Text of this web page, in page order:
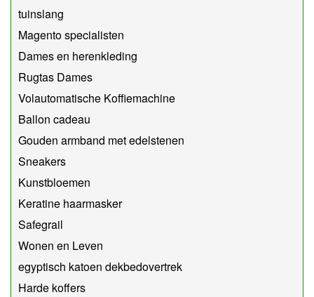
tuinslang
Magento specialisten
Dames en herenkleding
Rugtas Dames
Volautomatische Koffiemachine
Ballon cadeau
Gouden armband met edelstenen
Sneakers
Kunstbloemen
Keratine haarmasker
Safegrail
Wonen en Leven
egyptisch katoen dekbedovertrek
Harde koffers